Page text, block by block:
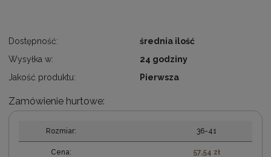
Dostępność:
średnia ilość
Wysyłka w:
24 godziny
Jakość produktu:
Pierwsza
Zamówienie hurtowe:
Rozmiar: 36-41
Cena: 57,54 zł